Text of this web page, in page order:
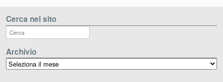
Cerca nel sito
Archivio
Archivio